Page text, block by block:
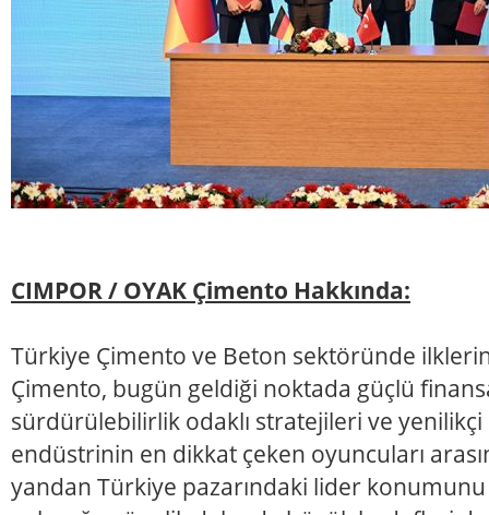
CIMPOR / OYAK Çimento Hakkında:
Türkiye Çimento ve Beton sektöründe
Çimento, bugün geldiği noktada güçlü
sürdürülebilirlik odaklı stratejileri ve yenilikçi
endüstrinin en dikkat çeken oyuncuları
yandan Türkiye pazarındaki lider